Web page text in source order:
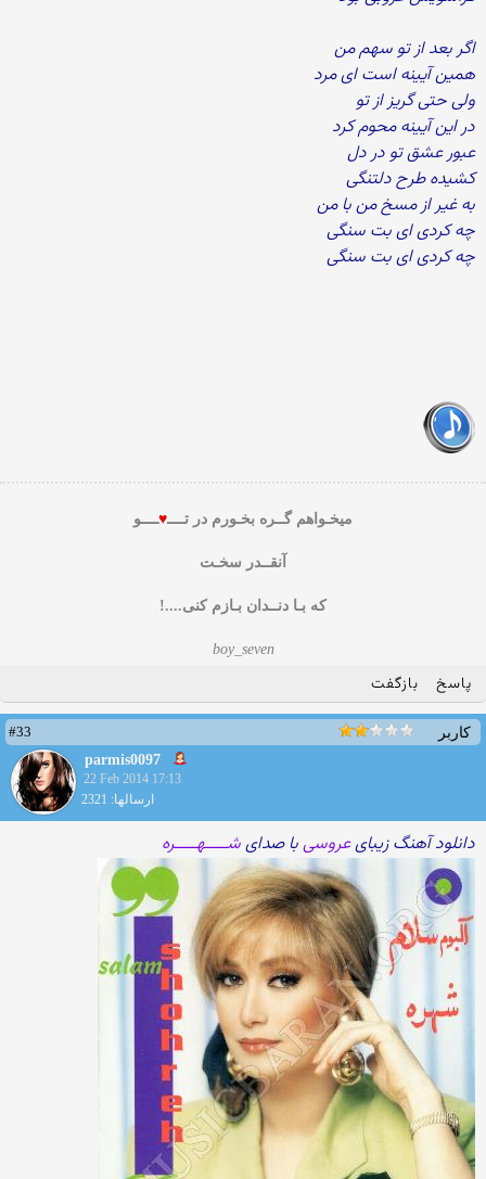
اگر بعد از تو سهم من
همین آیینه است ای مرد
ولی حتی گریز از تو
در این آیینه محوم کرد
عبور عشق تو در دل
کشیده طرح دلتنگی
به غیر از مسخ من با من
چه کردی ای بت سنگی
چه کردی ای بت سنگی
میخـواهم گــره بخـورم در تــــ♥ــــو
آنقــدر سخـت
که بـا دنــدان بـازم کنی....!
boy_seven
پاسخ بازگفت
کاربر
#33
parmis0097
22 Feb 2014 17:13
ارسالها: 2321
دانلود آهنگ زیبایعروسیبا صدایشـــــهـــــره